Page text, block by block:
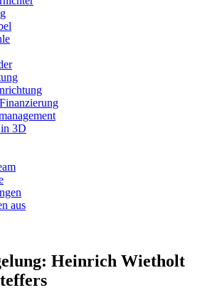
3D
aus
Heinrich Wietholt